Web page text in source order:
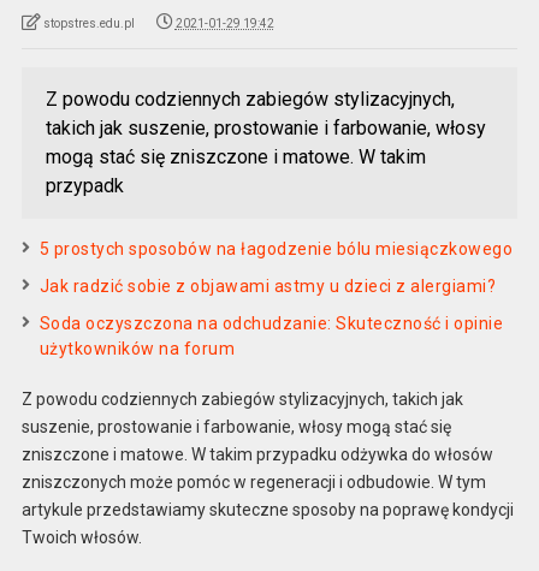
stopstres.edu.pl 2021-01-29 19:42
Z powodu codziennych zabiegów stylizacyjnych,
takich jak suszenie, prostowanie i farbowanie, włosy
mogą stać się zniszczone i matowe. W takim
przypadk
5 prostych sposobów na łagodzenie bólu miesiączkowego
Jak radzić sobie z objawami astmy u dzieci z alergiami?
Soda oczyszczona na odchudzanie: Skuteczność i opinie
użytkowników na forum
Z powodu codziennych zabiegów stylizacyjnych, takich jak
suszenie, prostowanie i farbowanie, włosy mogą stać się
zniszczone i matowe. W takim przypadku odżywka do włosów
zniszczonych może pomóc w regeneracji i odbudowie. W tym
artykule przedstawiamy skuteczne sposoby na poprawę kondycji
Twoich włosów.